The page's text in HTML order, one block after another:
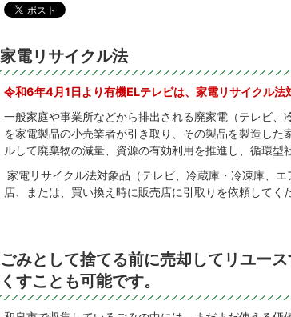
家電リサイクル法
令和6年4月1日より有機ELテレビは、家電リサイクル法
一般家庭や事業所などから排出される廃家電（テレビ、
を家電製品の小売業者が引き取り、その製品を製造し
ルして廃棄物の減量、資源の有効利用を推進し、循環型
家電リサイクル法対象品（テレビ、冷蔵庫・冷凍庫、
店、または、買い換え時に販売店に引取りを依頼してく
ごみとして捨てる前に売却してリユー
くすことも可能です。